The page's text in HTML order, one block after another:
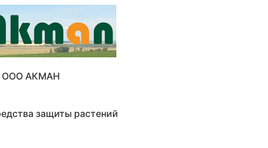
ООО АКМАН
защиты растений